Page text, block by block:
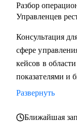
Разбор
Управленцев
Консультация
сфере
кейсов в
показателями и
Развернуть
Ближайшая